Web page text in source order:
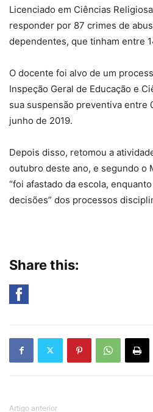
Licenciado em Ciências
responder por 87 crimes de
dependentes, que tinham entre
O docente foi alvo de um
Inspeção Geral de Educação e
sua suspensão preventiva entre
junho de 2019.
Depois disso, retomou a
outubro deste ano, e segundo o
“foi afastado da escola,
decisões” dos processos
Share this:
Artigo anterior